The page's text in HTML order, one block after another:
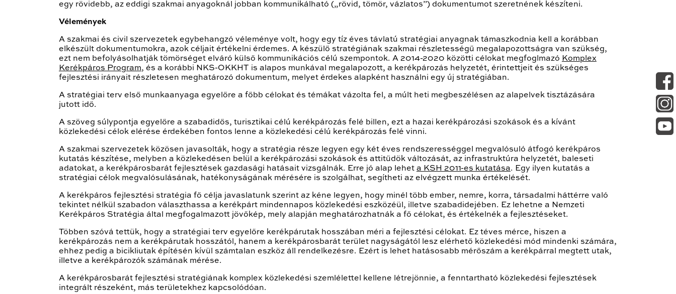
egy rövidebb, az eddigi szakmai anyagoknál jobban kommunikálható („rövid, tömör, vázlatos”) dokumentumot szeretnének készíteni.
Vélemények
A szakmai és civil szervezetek egybehangzó véleménye volt, hogy egy tíz éves távlatú stratégiai anyagnak támaszkodnia kell a korábban
elkészült dokumentumokra, azok céljait értékelni érdemes. A készülő stratégiának szakmai részletességű megalapozottságra van szükség,
ezt nem befolyásolhatják tömörséget elváró külső kommunikációs célú szempontok. A 2014-2020 közötti célokat megfoglmazó Komplex
Kerékpáros Program, és a korábbi NKS-OKKHT is alapos munkával megalapozott, a kerékpározás helyzetét, érintettjeit és szükséges
fejlesztési irányait részletesen meghatározó dokumentum, melyet érdekes alapként használni egy új stratégiában.
A stratégiai terv első munkaanyaga egyelőre a főbb célokat és témákat vázolta fel, a múlt heti megbeszélésen az alapelvek tisztázására
jutott idő.
A szöveg súlypontja egyelőre a szabadidős, turisztikai célú kerékpározás felé billen, ezt a hazai kerékpározási szokások és a kívánt
közlekedési célok elérése érdekében fontos lenne a közlekedési célú kerékpározás felé vinni.
A szakmai szervezetek közösen javasolták, hogy a stratégia része legyen egy két éves rendszerességgel megvalósuló átfogó kerékpáros
kutatás készítése, melyben a közlekedésen belül a kerékpározási szokások és attitűdök változását, az infrastruktúra helyzetét, baleseti
adatokat, a kerékpárosbarát fejlesztések gazdasági hatásait vizsgálnák. Erre jó alap lehet a KSH 2011-es kutatása. Egy ilyen kutatás a
stratégiai célok megvalósulásának, hatékonyságának mérésére is szolgálhat, segítheti az elvégzett munka értékelését.
A kerékpáros fejlesztési stratégia fő célja javaslatunk szerint az kéne legyen, hogy minél több ember, nemre, korra, társadalmi háttérre való
tekintet nélkül szabadon választhassa a kerékpárt mindennapos közlekedési eszközéül, illetve szabadidejében. Ez lehetne a Nemzeti
Kerékpáros Stratégia által megfogalmazott jövőkép, mely alapján meghatározhatnák a fő célokat, és értékelnék a fejlesztéseket.
Többen szóvá tettük, hogy a stratégiai terv egyelőre kerékpárutak hosszában méri a fejlesztési célokat. Ez téves mérce, hiszen a
kerékpározás nem a kerékpárutak hosszától, hanem a kerékpárosbarát terület nagyságától lesz elérhető közlekedési mód mindenki számára,
ehhez pedig a bicikliutak építésén kívül számtalan eszköz áll rendelkezésre. Ezért is lehet hatásosabb mérőszám a kerékpárral megtett utak,
illetve a kerékpározók számának mérése.
A kerékpárosbarát fejlesztési stratégiának komplex közlekedési szemlélettel kellene létrejönnie, a fenntartható közlekedési fejlesztések
integrált részeként, más területekhez kapcsolódóan.